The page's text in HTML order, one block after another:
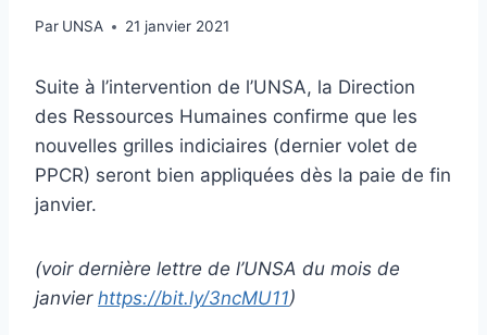
Par UNSA 21 janvier 2021
Suite à l’intervention de l’UNSA, la Direction
des Ressources Humaines confirme que les
nouvelles grilles indiciaires (dernier volet de
PPCR) seront bien appliquées dès la paie de fin
janvier.
(voir dernière lettre de l’UNSA du mois de
janvier https://bit.ly/3ncMU11)